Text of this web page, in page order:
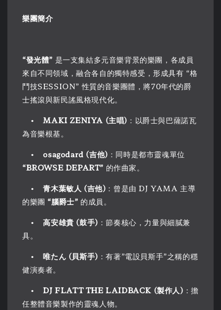
樂團簡介
“發光體” 是一支集結多元音樂背景的樂團，各成員
來自不同領域，融合各自的獨特感受，形成具有 “格
鬥技SESSION” 性質的音樂團體，將70年代的爵
士搖滾與新民謠風格現代化。
• MAKI ZENIYA (主唱) ：以爵士與巴薩諾瓦
為音樂根基。
•osagodard (吉他) ：同時是都市靈魂單位
“BROWSE DEPART” 的作曲家。
•青木葉敏人 (吉他) ：曾是由 DJ YAMA 主導
的樂團 “腦爵士” 的成員。
•高安雄貴 (鼓手) ：節奏核心，力量與細膩兼
具。
•唯たん (貝斯手) ：有著”電設貝斯手”之稱的穩
健演奏者。
•DJ FLATT THE LAIDBACK (製作人) ：擔
任整體音樂製作的靈魂人物。